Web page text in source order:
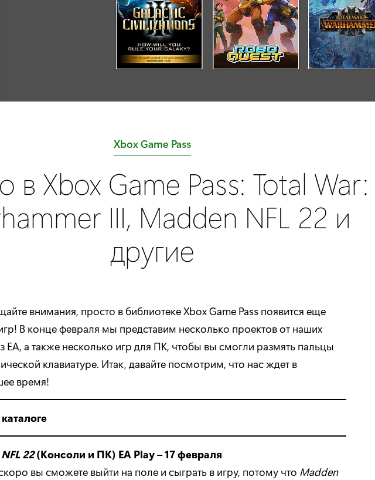
C
t
e
o
r
Xbox Game Pass
в Xbox Game Pass: Total War:
III, Madden NFL 22 и
другие
внимания, просто в библиотеке Xbox Game Pass появится еще
В конце февраля мы представим несколько проектов от наших
EA, а также несколько игр для ПК, чтобы вы смогли размять пальцы
клавиатуре. Итак, давайте посмотрим, что нас ждет в
время!
22(Консоли и ПК) EA Play – 17 февраля
вы сможете выйти на поле и сыграть в игру, потому что Madden